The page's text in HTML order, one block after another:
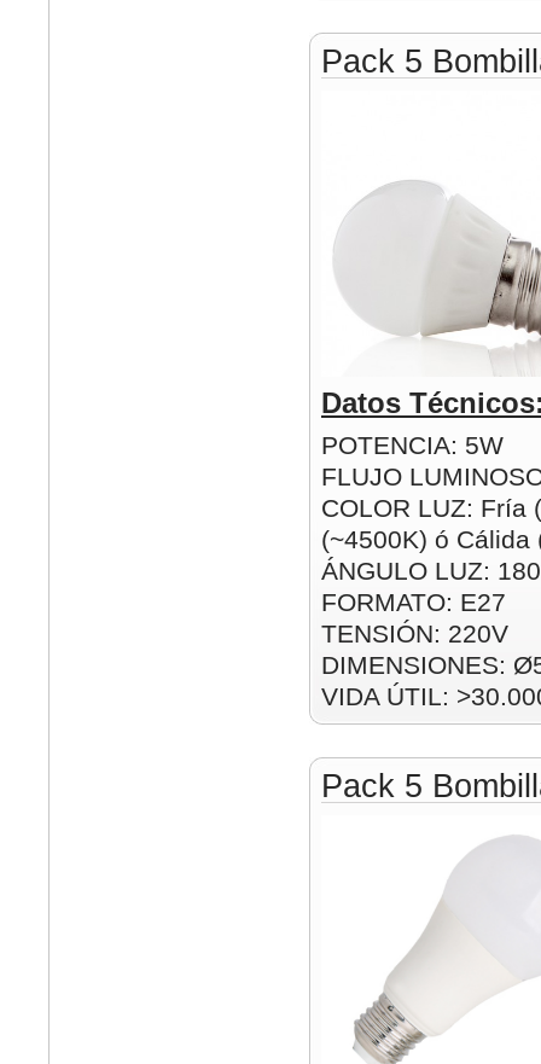
Pack 5
Datos
POTENCIA: 5W
FLUJO
COLOR LUZ: Fría
(~4500K) ó Cálida
ÁNGULO LUZ:
FORMATO: E27
TENSIÓN: 220V
DIMENSIONES:
VIDA ÚTIL:
Pack 5